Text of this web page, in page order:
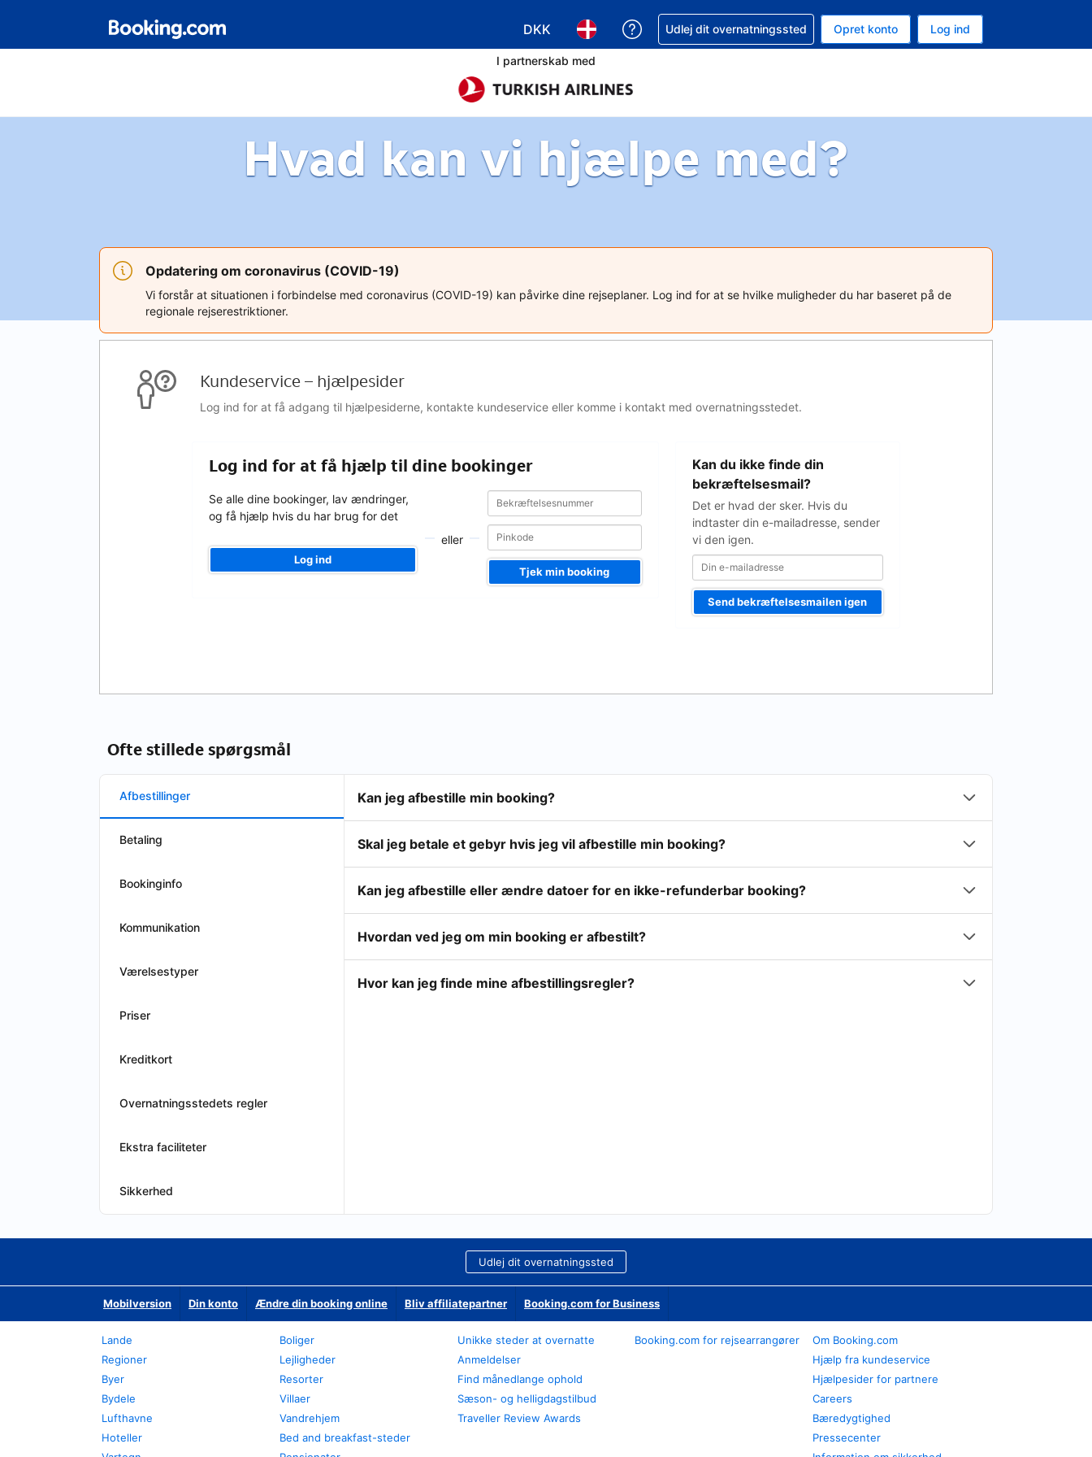
DKK
Vælg valuta. Din nuværende valuta er Danske kroner
Vælg sprog. Dit nuværende sprog er Dansk
Få hjælp til en booking
Udlej dit overnatningssted Opret konto Log ind
I partnerskab med
Hvad kan vi hjælpe med?
Opdatering om coronavirus (COVID-19)
Vi forstår at situationen i forbindelse med coronavirus (COVID-19) kan påvirke dine rejseplaner. Log ind for at se hvilke muligheder du har baseret på de
regionale rejserestriktioner.
Kundeservice – hjælpesider
Log ind for at få adgang til hjælpesiderne, kontakte kundeservice eller komme i kontakt med overnatningsstedet.
Log ind for at få hjælp til dine bookinger
Se alle dine bookinger, lav ændringer,
og få hjælp hvis du har brug for det
Log ind
eller
Bekræftelsesnummer
Bekræftelsesnummer
Tjek min booking
Kan du ikke finde din
bekræftelsesmail?
Det er hvad der sker. Hvis du
indtaster din e-mailadresse, sender
vi den igen.
mailadresse
Send bekræftelsesmailen igen
Ofte stillede spørgsmål
Afbestillinger
Betaling
Bookinginfo
Kommunikation
Værelsestyper
Priser
Kreditkort
Overnatningsstedets regler
Ekstra faciliteter
Sikkerhed
Kan jeg afbestille min booking?
Skal jeg betale et gebyr hvis jeg vil afbestille min booking?
Kan jeg afbestille eller ændre datoer for en ikke-refunderbar booking?
Hvordan ved jeg om min booking er afbestilt?
Hvor kan jeg finde mine afbestillingsregler?
Udlej dit overnatningssted
Mobilversion Din konto Ændre din booking online Bliv affiliatepartner Booking.com for Business
Lande
Regioner
Byer
Bydele
Lufthavne
Hoteller
Boliger
Lejligheder
Resorter
Villaer
Vandrehjem
Bed and breakfast-steder
Unikke steder at overnatte
Anmeldelser
Find månedlange ophold
Sæson- og helligdagstilbud
Traveller Review Awards
Booking.com for rejsearrangører
Om Booking.com
Hjælp fra kundeservice
Hjælpesider for partnere
Careers
Bæredygtighed
Pressecenter